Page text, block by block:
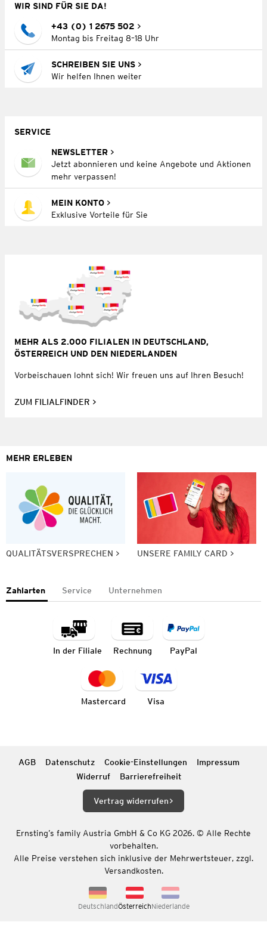
WIR SIND FÜR SIE DA!
+43 (0) 1 2675 502
Montag bis Freitag 8–18 Uhr
SCHREIBEN SIE UNS
Wir helfen Ihnen weiter
SERVICE
NEWSLETTER
Jetzt abonnieren und keine Angebote und Aktionen
mehr verpassen!
MEIN KONTO
Exklusive Vorteile für Sie
MEHR ALS 2.000 FILIALEN IN DEUTSCHLAND,
ÖSTERREICH UND DEN NIEDERLANDEN
Vorbeischauen lohnt sich! Wir freuen uns auf Ihren Besuch!
ZUM FILIALFINDER
MEHR ERLEBEN
QUALITÄTSVERSPRECHEN UNSERE FAMILY CARD
Zahlarten Service Unternehmen
In der Filiale Rechnung PayPal
Mastercard Visa
AGB Datenschutz Cookie-Einstellungen
Impressum
Widerruf
Barrierefreiheit
Vertrag widerrufen
Ernsting’s family Austria GmbH & Co KG 2026. © Alle Rechte
vorbehalten.
Alle Preise verstehen sich inklusive der Mehrwertsteuer, zzgl.
Versandkosten.
DeutschlandÖsterreichNiederlande